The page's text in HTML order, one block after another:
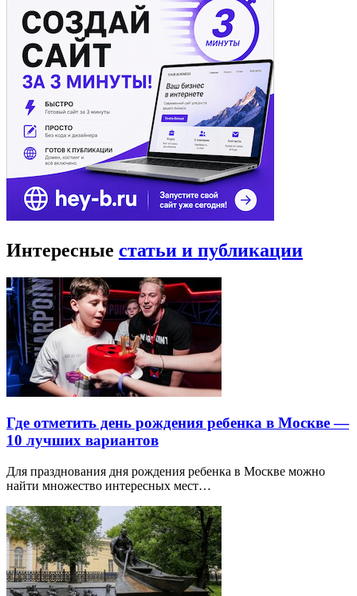
Интересные статьи и публикации
Где отметить день рождения ребенка в Москве —
10 лучших вариантов
Для празднования дня рождения ребенка в Москве можно
найти множество интересных мест…